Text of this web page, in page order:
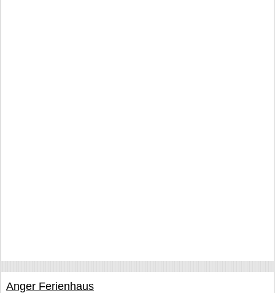
Anger Ferienhaus